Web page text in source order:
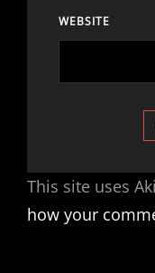
WEBSITE
This site uses
how your